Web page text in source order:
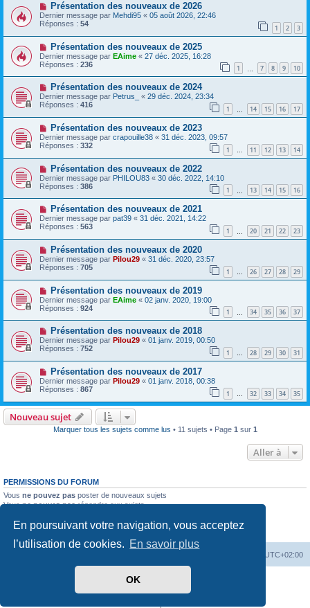
En poursuivant votre navigation, vous acceptez
l’utilisation de cookies. En savoir plus
OK
Présentation des nouveaux de 2026
Dernier message par Mehdi95 « 05 août 2026, 22:46
Réponses : 54 1 2 3
Présentation des nouveaux de 2025
Dernier message par EAime « 27 déc. 2025, 16:28
Réponses : 236 1 7 8 9 10
Présentation des nouveaux de 2024
Dernier message par Petrus_ « 29 déc. 2024, 23:34
Réponses : 416 1 14 15 16 17
Présentation des nouveaux de 2023
Dernier message par crapouille38 « 31 déc. 2023, 09:57
Réponses : 332 1 … 11 12 13 14
Présentation des nouveaux de 2022
Dernier message par PHILOU83 « 30 déc. 2022, 14:10
Réponses : 386 1 13 14 15 16
Présentation des nouveaux de 2021
Dernier message par pat39 « 31 déc. 2021, 14:22
Réponses : 563 1 20 21 22 23
Présentation des nouveaux de 2020
Dernier message par Pilou29 « 31 déc. 2020, 23:57
Réponses : 705 1 … 26 27 28 29
Présentation des nouveaux de 2019
Dernier message par EAime « 02 janv. 2020, 19:00
Réponses : 924 1 34 35 36 37
Présentation des nouveaux de 2018
Dernier message par Pilou29 « 01 janv. 2019, 00:50
Réponses : 752 1 … 28 29 30 31
Présentation des nouveaux de 2017
Dernier message par Pilou29 « 01 janv. 2018, 00:38
Réponses : 867 1 … 32 33 34 35
Nouveau sujet
Marquer tous les sujets comme lus • 11 sujets • Page 1 sur 1
Aller à
PERMISSIONS DU FORUM
Vous ne pouvez pas poster de nouveaux sujets
Vousne pouvez pasrépondre aux sujets
Vousne pouvez passupprimer vos messages
ne pouvez pas joindre des fichiers
UTC+02:00
phpBB ® Forum Software © phpBB Limited
phpBB-fr.com